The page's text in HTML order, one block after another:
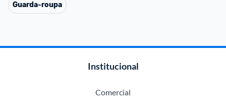
Guarda-roupa
Institucional
Comercial